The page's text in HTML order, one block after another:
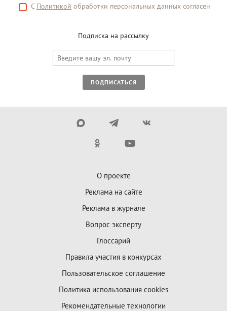
С Политикой обработки персональных данных согласен
Подписка на рассылку
ПОДПИСАТЬСЯ
О проекте
Реклама на сайте
Реклама в журнале
Вопрос эксперту
Глоссарий
Правила участия в конкурсах
Пользовательское соглашение
Политика использования cookies
Рекомендательные технологии